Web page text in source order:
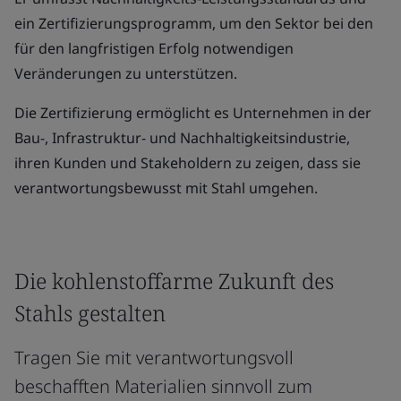
ein Zertifizierungsprogramm, um den Sektor bei den
für den langfristigen Erfolg notwendigen
Veränderungen zu unterstützen.
Die Zertifizierung ermöglicht es Unternehmen in der
Bau-, Infrastruktur- und Nachhaltigkeitsindustrie,
ihren Kunden und Stakeholdern zu zeigen, dass sie
verantwortungsbewusst mit Stahl umgehen.
Die kohlenstoffarme Zukunft des
Stahls gestalten
Tragen Sie mit verantwortungsvoll
beschafften Materialien sinnvoll zum